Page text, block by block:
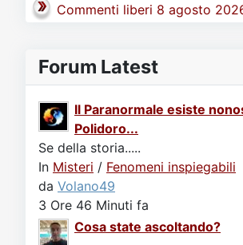
Commenti liberi 8 agosto
Forum Latest
Il Paranormale esiste
Polidoro...
Se della storia.....
In Misteri / Fenomeni inspiegabili
da Volano49
3 Ore 46 Minuti fa
Cosa state ascoltando?